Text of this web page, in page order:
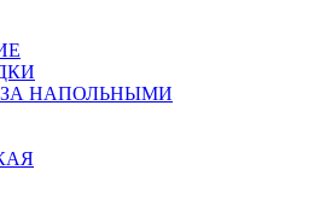
НАПОЛЬНЫМИ